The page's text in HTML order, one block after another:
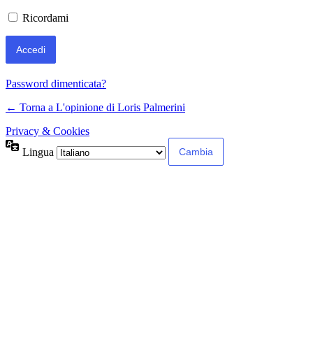
Ricordami
Password dimenticata?
← Torna a L'opinione di Loris Palmerini
Privacy & Cookies
Lingua